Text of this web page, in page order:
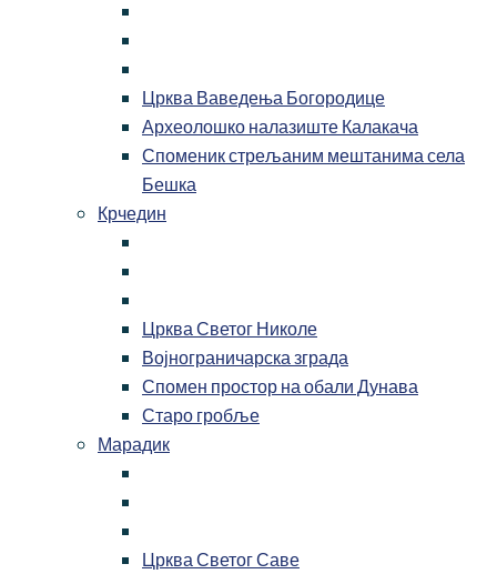
Црква Ваведења Богородице
Археолошко налазиште Калакача
Споменик стрељаним мештанима села
Бешка
Крчедин
Црква Светог Николе
Војнограничарска зграда
Спомен простор на обали Дунава
Старо гробље
Марадик
Црква Светог Саве